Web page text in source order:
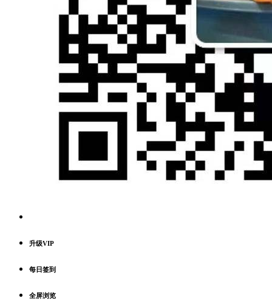
升级VIP
每日签到
全屏浏览